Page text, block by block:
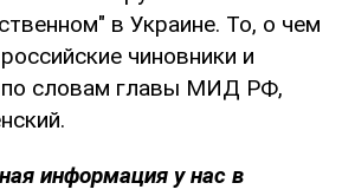
в Украине. То, о чем
чиновники и
по словам главы МИД РФ,
информация у нас в